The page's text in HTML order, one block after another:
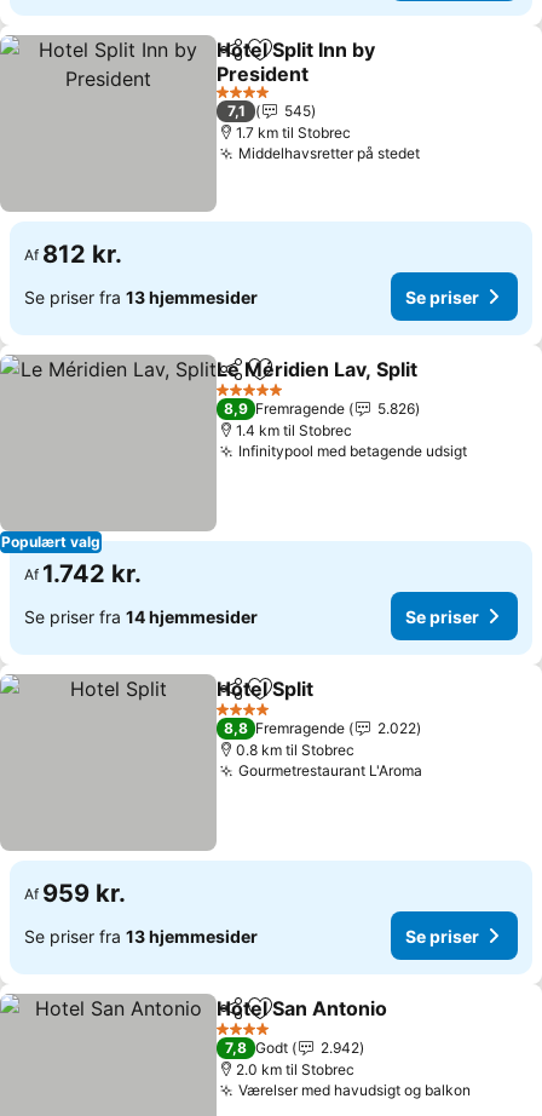
Del Føj til favoritter
Hotel Split Inn by
President
4 Stjerner
7,1
545
1.7 km til Stobrec
Middelhavsretter på stedet
Af 812 kr.
Se priser fra 13 hjemmesider Se priser
Populært valg
Del Føj til favoritter
Le Méridien Lav, Split
5 Stjerner
8,9 Fremragende
5.826
1.4 km til Stobrec
Infinitypool med betagende udsigt
Af 1.742 kr.
Se priser fra 14 hjemmesider Se priser
Del Føj til favoritter
Hotel Split
4 Stjerner
8,8 Fremragende
2.022
0.8 km til Stobrec
Gourmetrestaurant L'Aroma
Af 959 kr.
Se priser fra 13 hjemmesider Se priser
Del Føj til favoritter
Hotel San Antonio
4 Stjerner
7,8 Godt
2.942
2.0 km til Stobrec
Værelser med havudsigt og balkon